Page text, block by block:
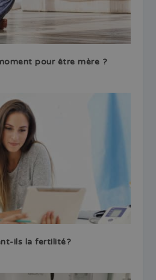
pour être mère ?
ils la fertilité?